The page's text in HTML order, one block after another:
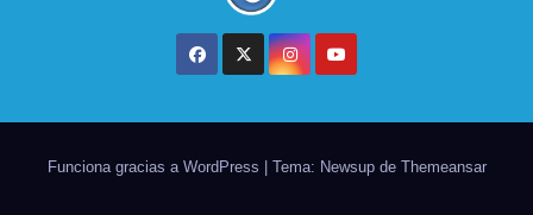
Funciona gracias a WordPress Tema: Newsup de Themeansar